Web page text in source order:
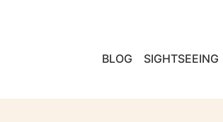
BLOG SIGHTSEEING